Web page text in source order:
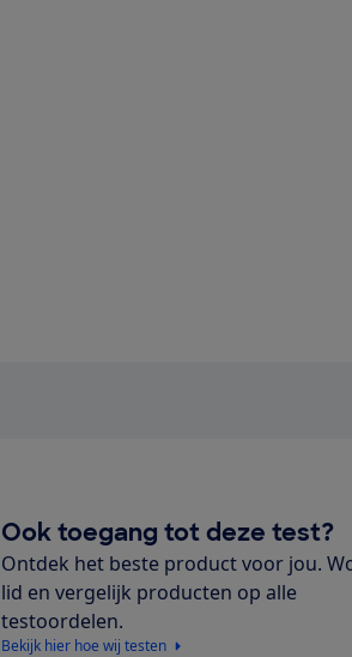
Ook toegang tot deze test?
Ontdek het beste product voor jou.
lid en vergelijk producten op alle
testoordelen.
Bekijk hier hoe wij testen